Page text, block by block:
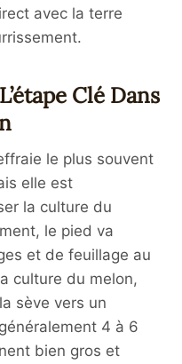
avec la terre
Clé Dans
le plus souvent
elle est
la culture du
le pied va
et de feuillage au
culture du melon,
sève vers un
4 à 6
bien gros et